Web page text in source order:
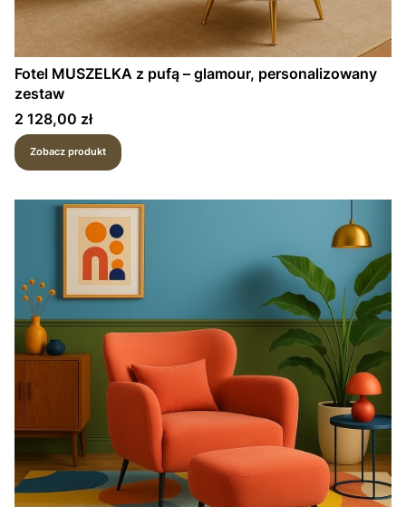
Fotel MUSZELKA z pufą – glamour, personalizowany
zestaw
Cena
2 128,00 zł
Zobacz produkt